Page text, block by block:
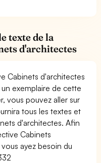
texte de la
d'architectes
Cabinets d'architectes
exemplaire de cette
vous pouvez aller sur
tous les textes et
d'architectes. Afin
Cabinets
ayez besoin du